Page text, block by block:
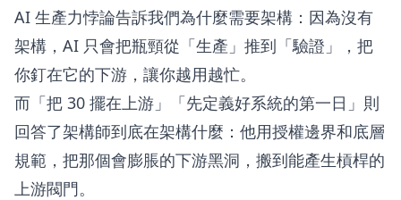
AI 生產力悖論告訴我們為什麼需要架構：因為沒有
架構，AI 只會把瓶頸從「生產」推到「驗證」，把
你釘在它的下游，讓你越用越忙。
而「把 30 擺在上游」「先定義好系統的第一日」則
回答了架構師到底在架構什麼：他用授權邊界和底層
規範，把那個會膨脹的下游黑洞，搬到能產生槓桿的
上游閥門。